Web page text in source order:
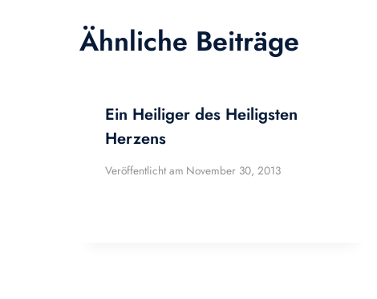
Ähnliche Beiträge
Ein Heiliger des Heiligsten
Herzens
Veröffentlicht am November 30, 2013